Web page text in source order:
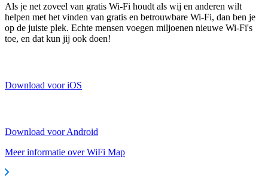
Als je net zoveel van gratis Wi-Fi houdt als wij en anderen wilt
helpen met het vinden van gratis en betrouwbare Wi-Fi, dan ben je
op de juiste plek. Echte mensen voegen miljoenen nieuwe Wi-Fi's
toe, en dat kun jij ook doen!
Download voor iOS
Download voor Android
Meer informatie over WiFi Map